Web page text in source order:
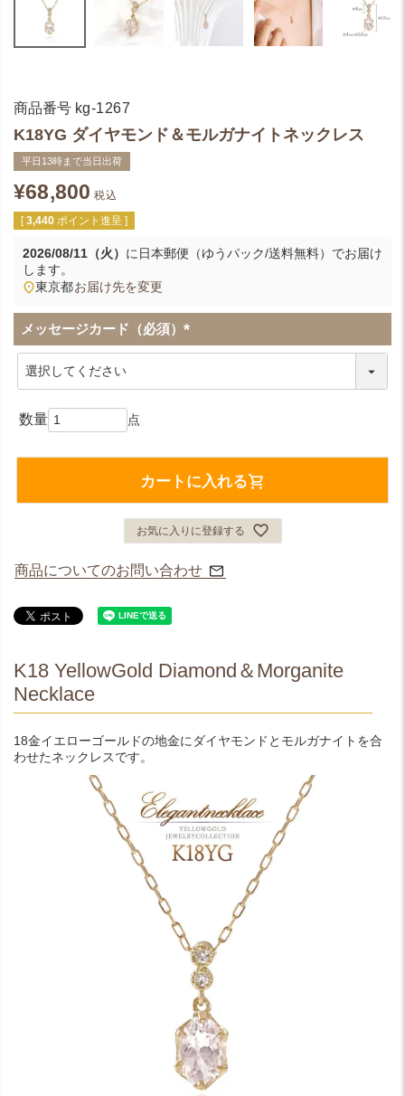
商品番号 kg-1267
K18YG ダイヤモンド＆モルガナイトネックレス
平日13時まで当日出荷
¥68,800 税込
[ 3,440 ポイント進呈 ]
2026/08/11（火） に 日本郵便（ゆうパック/送料無料） でお届け
します。
東京都お届け先を変更
メッセージカード（必須）
(
カートに入れる
お気に入りに登録する
商品についてのお問い合わせ
K18 YellowGold Diamond＆Morganite
Necklace
18金イエローゴールドの地金にダイヤモンドとモルガナイトを合
わせたネックレスです。